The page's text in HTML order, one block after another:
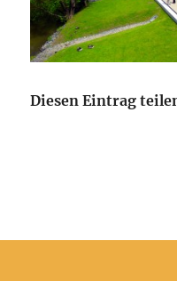
Diesen Eintrag